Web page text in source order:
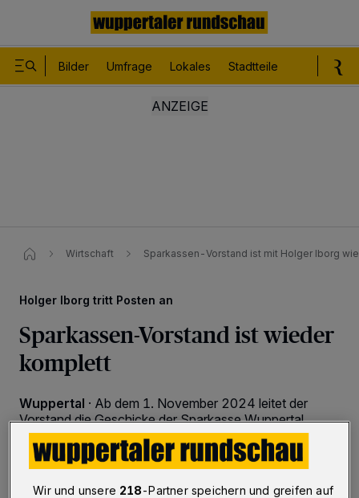
Bilder Umfrage Lokales Stadtteile
Wirtschaft Sparkassen-Vorstand ist mit Holger Iborg
Holger Iborg tritt Posten an
Sparkassen-Vorstand ist wieder
komplett
Wuppertal · Ab dem 1. November 2024 leitet der
Vorstand die Geschicke der Sparkasse Wuppertal
wieder zu dritt: Als stellvertretendes Vorstandsmitglied
verstärkt Holger Iborg das Team um den
Vorstandsvorsitzenden Axel Jütz und
Vorstandsmitglied Patrick Hahne.
Wir und unsere 218-Partner speichern und greifen auf